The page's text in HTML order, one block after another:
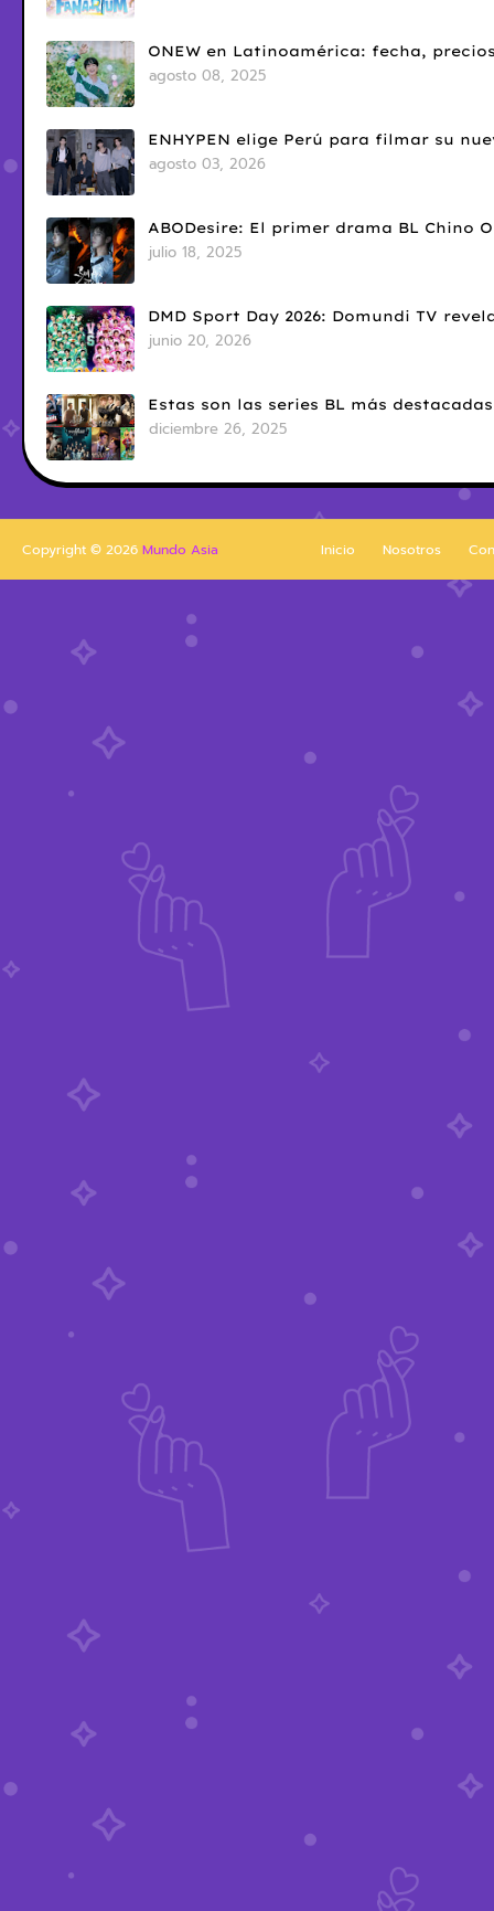
ONEW en Latinoamérica: fecha,
agosto 08, 2025
ENHYPEN elige Perú para filmar su
agosto 03, 2026
ABODesire: El primer drama BL Chino
julio 18, 2025
DMD Sport Day 2026: Domundi TV
junio 20, 2026
Estas son las series BL más destacadas
diciembre 26, 2025
Inicio Nosotros
Copyright © 2026 Mundo Asia